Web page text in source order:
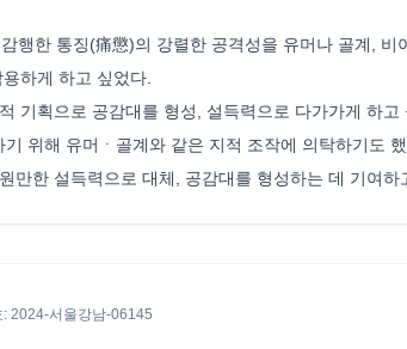
행한 통징(痛懲)의 강렬한 공격성을 유머나 골계,
하게 하고 싶었다.
기획으로 공감대를 형성, 설득력으로 다가가게 하
위해 유머ㆍ골계와 같은 지적 조작에 의탁하기도 했
한 설득력으로 대체, 공감대를 형성하는 데 기여하
: 2024-서울강남-06145